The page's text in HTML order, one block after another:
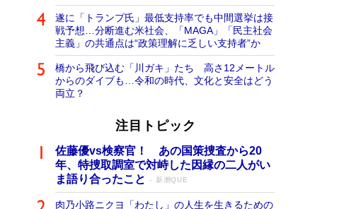
遂に「トランプ氏」最低支持率でも中間選挙は接
戦予想…分断進む米社会、「MAGA」「民主社会
主義」の共通点は“政策理解に乏しい支持者”か
橋から飛び込む「川ガキ」たち 高さ12メートル
からのダイブも…令和の時代、文化と安全はどう
両立？
注目トピック
佐藤優vs検察官！ あの国策捜査から20
年、特捜取調室で対峙した因縁の二人がい
ま語り合ったこと
新潮QUE
肉乃小路ニクヨ「わたし」の人生を生きるための